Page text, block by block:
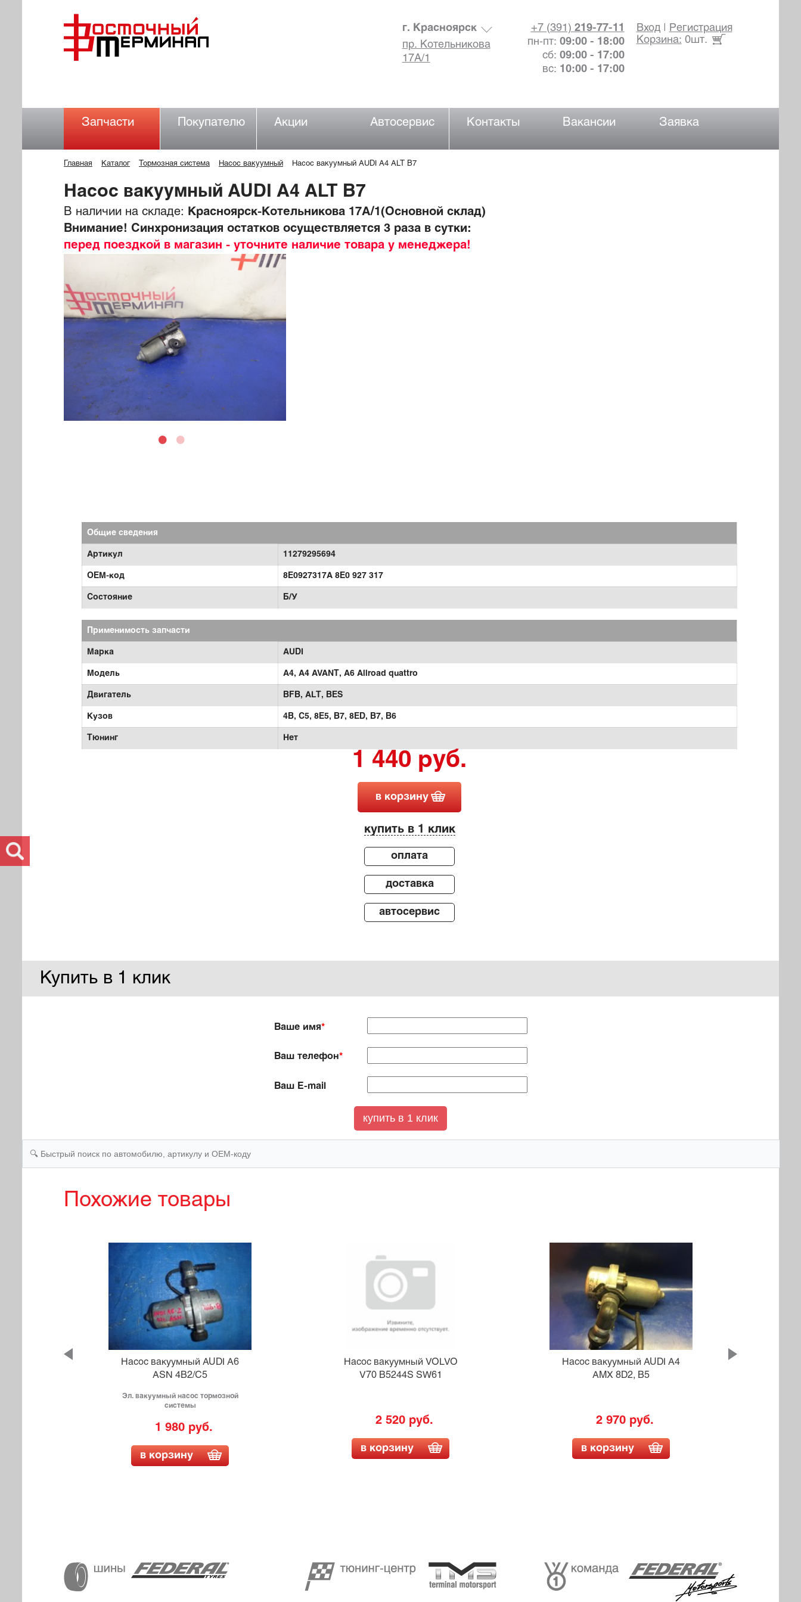
Вход|
Регистрация
Корзина: 0шт.
+7 (391) 219-77-11
пн-пт: 09:00 - 18:00
сб: 09:00 - 17:00
вс: 10:00 - 17:00
г. Красноярск
пр. Котельникова
17А/1
Запчасти Покупателю Акции Автосервис Контакты Вакансии Заявка
Главная Каталог Тормозная система Насос вакуумный Насос вакуумный AUDI A4 ALT B7
Насос вакуумный AUDI A4 ALT B7
В наличии на складе:
Красноярск-Котельникова 17А/1(Основной склад)
Внимание! Синхронизация остатков осуществляется 3 раза в сутки:
перед поездкой в магазин - уточните наличие товара у менеджера!
Общие сведения
Артикул 11279295694
OEM-код 8E0927317A 8E0 927 317
Состояние Б/У
Применимость запчасти
Марка AUDI
Модель A4, A4 AVANT, A6 Allroad quattro
Двигатель BFB, ALT, BES
Кузов 4B, C5, 8E5, B7, 8ED, B7, B6
Тюнинг Нет
1 440 руб.
в корзину
купить в 1 клик
оплата
доставка
автосервис
Купить в 1 клик
Ваше имя*
Ваш телефон*
Ваш E-mail
Похожие товары
Насос вакуумный AUDI A6
ASN 4B2/C5
Эл. вакуумный насос тормозной
системы
1 980 руб.
в корзину
Насос вакуумный VOLVO
V70 B5244S SW61
2 520 руб.
в корзину
Насос вакуумный AUDI A4
AMX 8D2, B5
2 970 руб.
в корзину